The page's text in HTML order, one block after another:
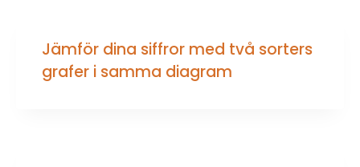
Jämför dina siffror med två sorters
grafer i samma diagram